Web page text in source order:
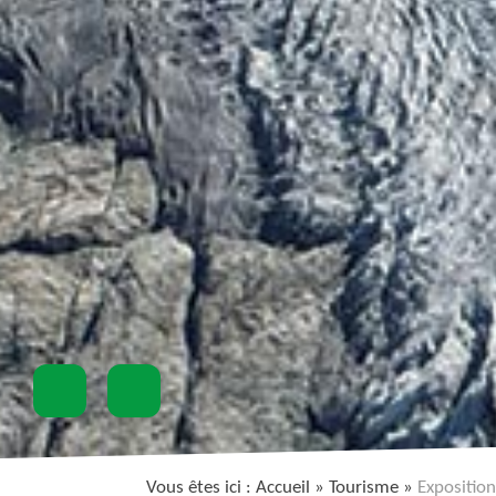
Vous êtes ici : Accueil » Tourisme »